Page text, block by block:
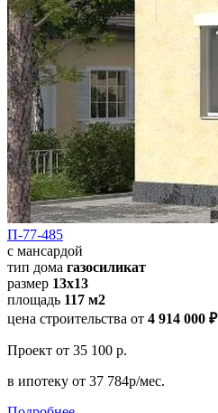
П-77-485
с мансардой
тип дома газосиликат
размер 13х13
площадь 117 м2
цена строительства от 4 914 000 ₽
Проект от 35 100 р.
в ипотеку от 37 784р/мес.